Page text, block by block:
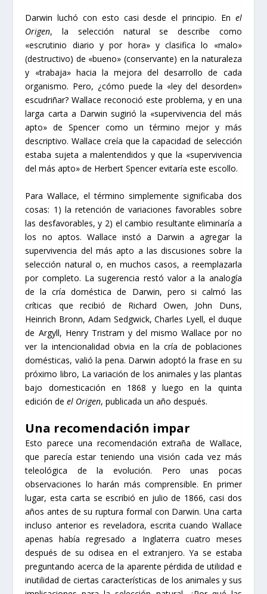
Darwin luchó con esto casi desde el principio. En el
Origen, la selección natural se describe como
«escrutinio diario y por hora» y clasifica lo «malo»
(destructivo) de «bueno» (conservante) en la naturaleza
y «trabaja» hacia la mejora del desarrollo de cada
organismo. Pero, ¿cómo puede la «ley del desorden»
escudriñar? Wallace reconoció este problema, y ​​en una
larga carta a Darwin sugirió la «supervivencia del más
apto» de Spencer como un término mejor y más
descriptivo. Wallace creía que la capacidad de selección
estaba sujeta a malentendidos y que la «supervivencia
del más apto» de Herbert Spencer evitaría este escollo.
Para Wallace, el término simplemente significaba dos
cosas: 1) la retención de variaciones favorables sobre
las desfavorables, y 2) el cambio resultante eliminaría a
los no aptos. Wallace instó a Darwin a agregar la
supervivencia del más apto a las discusiones sobre la
selección natural o, en muchos casos, a reemplazarla
por completo. La sugerencia restó valor a la analogía
de la cría doméstica de Darwin, pero si calmó las
críticas que recibió de Richard Owen, John Duns,
Heinrich Bronn, Adam Sedgwick, Charles Lyell, el duque
de Argyll, Henry Tristram y del mismo Wallace por no
ver la intencionalidad obvia en la cría de poblaciones
domésticas, valió la pena. Darwin adoptó la frase en su
próximo libro, La variación de los animales y las plantas
bajo domesticación en 1868 y luego en la quinta
edición deel Origen, publicada un año después.
Una recomendación impar
Esto parece una recomendación extraña de Wallace,
que parecía estar teniendo una visión cada vez más
teleológica de la evolución. Pero unas pocas
observaciones lo harán más comprensible. En primer
lugar, esta carta se escribió en julio de 1866, casi dos
años antes de su ruptura formal con Darwin. Una carta
incluso anterior es reveladora, escrita cuando Wallace
apenas había regresado a Inglaterra cuatro meses
después de su odisea en el extranjero. Ya se estaba
preguntando acerca de la aparente pérdida de utilidad e
inutilidad de ciertas características de los animales y sus